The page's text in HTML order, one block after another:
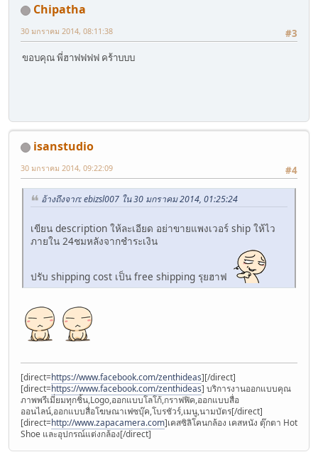
Chipatha
#3
30 มกราคม 2014, 08:11:38
ขอบคุณ พี่ฮาฟฟฟฟ คร้าบบบ
isanstudio
#4
30 มกราคม 2014, 09:22:09
อ้างถึงจาก: ebizsl007 ใน 30 มกราคม 2014, 01:25:24
เขียน description ให้ละเอียด อย่าขายแพงเวอร์ ship ให้ไว
ภายใน 24ชมหลังจากชำระเงิน
ปรับ shipping cost เป็น free shipping รุยฮาฟ
[direct=https://www.facebook.com/zenthideas][/direct]
[direct=https://www.facebook.com/zenthideas] บริการงานออกแบบคุณ
ภาพพรีเมี่ยมทุกชิ้น,Logo,ออกแบบโลโก้,กราฟฟิค,ออกแบบสื่อ
ออนไลน์,ออกแบบสื่อโฆษณาเฟซบุ๊ค,โบรชัวร์,เมนู,นามบัตร[/direct]
[direct=http://www.zapacamera.com]เคสซิลิโคนกล้อง เคสหนัง ตุ๊กตา Hot
Shoe และอุปกรณ์แต่งกล้อง[/direct]